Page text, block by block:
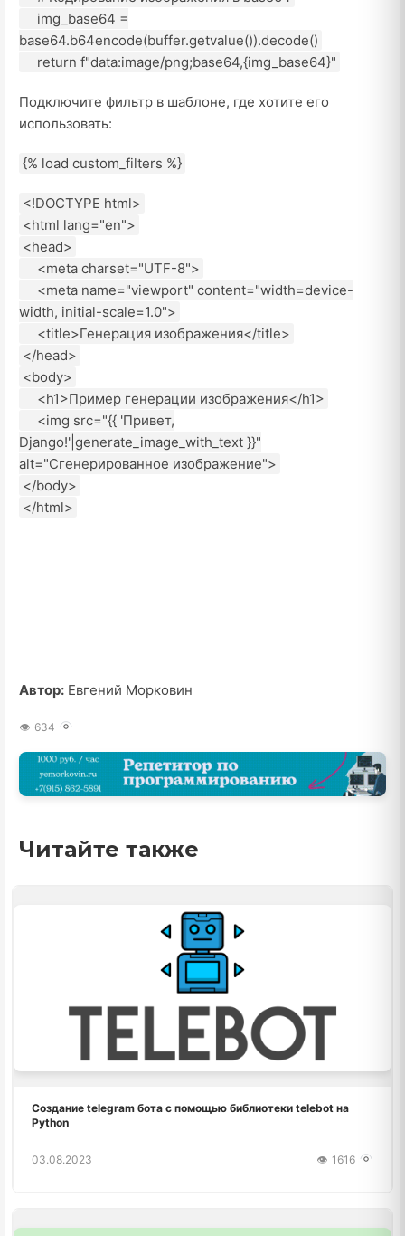
img_base64 =
base64.b64encode(buffer.getvalue()).decode()
return f"data:image/png;base64,{img_base64}"
Подключите фильтр в шаблоне, где хотите его
использовать:
{% load custom_filters %}
<!DOCTYPE html>
<html lang="en">
<head>
<meta charset="UTF-8">
<meta name="viewport" content="width=device-
width, initial-scale=1.0">
<title>Генерация изображения</title>
</head>
<body>
<h1>Пример генерации изображения</h1>
<img src="{{ 'Привет,
Django!'|generate_image_with_text }}"
alt="Сгенерированное изображение">
</body>
</html>
Автор: Евгений Морковин
634
Читайте также
Создание telegram бота с помощью библиотеки telebot на
Python
03.08.2023 1616